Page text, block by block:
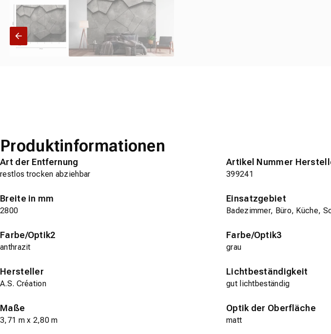
Produktinformationen
Art der Entfernung
restlos trocken abziehbar
Artikel Nummer
399241
Breite in mm
2800
Einsatzgebiet
Badezimmer, Büro, Küche,
Farbe/Optik2
anthrazit
Farbe/Optik3
grau
Hersteller
A.S. Création
Lichtbeständigkeit
gut lichtbeständig
Maße
3,71 m x 2,80 m
Optik der Oberfläche
matt